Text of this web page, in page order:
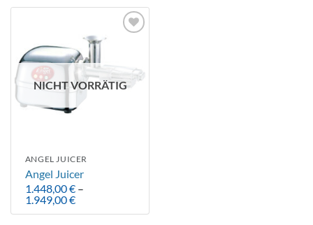
NICHT VORRÄTIG
ANGEL JUICER
Angel Juicer
1.448,00€ –
1.949,00€Preisspanne: